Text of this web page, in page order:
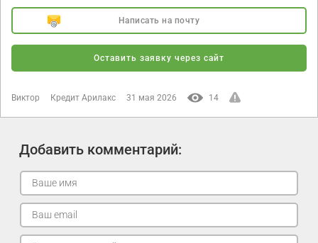
Написать на почту
Оставить заявку через сайт
Виктор Кредит Арилакс 31 мая 2026 14
Добавить комментарий: